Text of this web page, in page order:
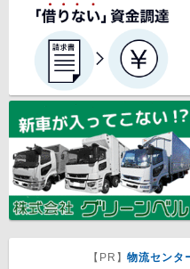
【PR】物流センタ